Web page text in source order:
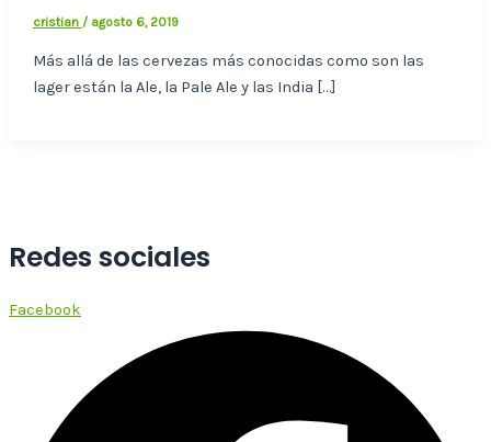
cristian / agosto 6, 2019
Más allá de las cervezas más conocidas como son las
lager están la Ale, la Pale Ale y las India […]
Redes sociales
Facebook